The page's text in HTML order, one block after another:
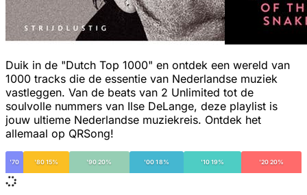
Duik in de "Dutch Top 1000" en ontdek een wereld van
1000 tracks die de essentie van Nederlandse muziek
vastleggen. Van de beats van 2 Unlimited tot de
soulvolle nummers van Ilse DeLange, deze playlist is
jouw ultieme Nederlandse muziekreis. Ontdek het
allemaal op QRSong!
'70 '80 15% '90 20% '00 18% '10 19% '20 20%